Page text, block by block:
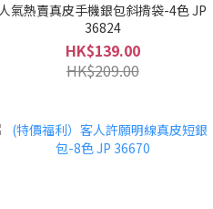
氣熱賣真皮手機銀包斜揹袋-4色 JP
36824
HK$139.00
HK$209.00